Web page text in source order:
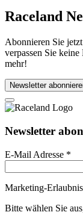
Raceland
Abonnieren Sie
verpassen Sie
mehr!
Newsletter
Newsletter
E-Mail Adresse *
Marketing-Erlaubnis
Bitte wählen Sie